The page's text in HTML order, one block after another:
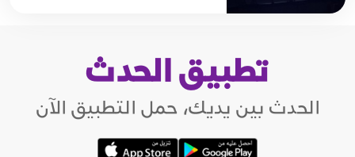
تطبيق الحدث
الحدث بين يديك، حمل التطبيق الآن